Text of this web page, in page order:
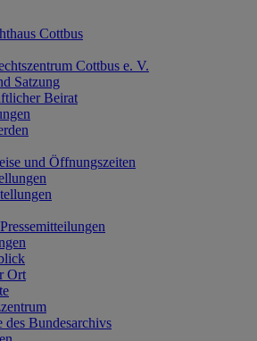
Cottbus
Cottbus e. V.
Satzung
Beirat
und Öffnungszeiten
Ort
des Bundesarchivs